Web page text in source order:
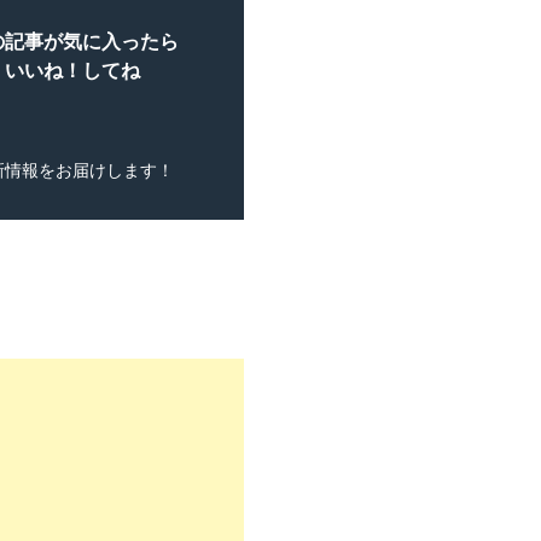
記事が気に入ったら
いいね！してね
情報をお届けします！